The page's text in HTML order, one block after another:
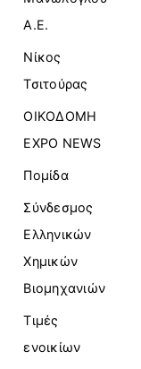
Α.Ε.
Νίκος
Τσιτούρας
ΟΙΚΟΔΟΜΗ
EXPO NEWS
Πομίδα
Σύνδεσμος
Ελληνικών
Χημικών
Βιομηχανιών
Τιμές
ενοικίων